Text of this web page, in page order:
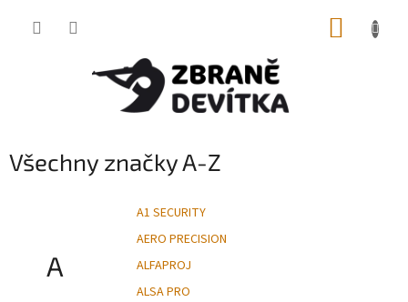
Všechny značky A-Z
A
A1 SECURITY
AERO PRECISION
ALFAPROJ
ALSA PRO